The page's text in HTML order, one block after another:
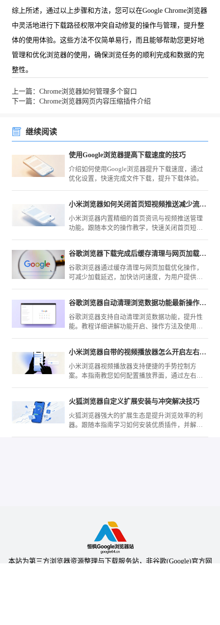
综上所述，通过以上步骤和方法，您可以在Google Chrome浏览器
中灵活地进行下载路径权限冲突自动修复的操作与管理，提升整
体的使用体验。这些方法不仅简单易行，而且能够帮助您更好地
管理和优化浏览器的使用，确保浏览任务的顺利完成和数据的完
整性。
上一篇：Chrome浏览器如何管理多个窗口
下一篇：Chrome浏览器网页内容压缩插件介绍
继续阅读
使用Google浏览器提高下载速度的技巧
介绍如何使用Google浏览器提升下载速度，通过
优化设置，快速完成文件下载，提升下载体验。
小米浏览器如何关闭首页短视频推送减少流量消耗
小米浏览器内置精细的首页资讯与视频推送管理
功能。跟随本文的操作教学，快速关闭首页短视
谷歌浏览器下载完成后缓存清理与网页加载优化教程
谷歌浏览器通过缓存清理与网页加载优化操作，
可减少加载延迟，加快访问速度，为用户提供流
谷歌浏览器自动清理浏览数据功能最新操作教程
谷歌浏览器支持自动清理浏览数据功能，提升性
能。教程详细讲解功能开启、操作方法及使用技
小米浏览器自带的视频播放器怎么开启左右滑动调亮度
小米浏览器视频播放器支持便捷的手势控制方
案。本指南教您如何配置播放界面，通过左右滑
果。
火狐浏览器自定义扩展安装与冲突解决技巧
火狐浏览器强大的扩展生态是提升浏览效率的利
器。跟随本指南学习如何安装优质插件，并解决
本站为第三方浏览器资源整理与下载服务站，非谷歌(Google)官方网